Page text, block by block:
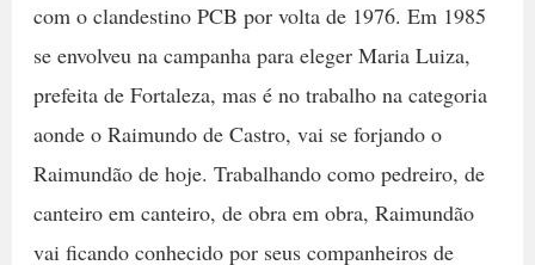
com o clandestino PCB por volta de 1976. Em 1985
se envolveu na campanha para eleger Maria Luiza,
prefeita de Fortaleza, mas é no trabalho na categoria
aonde o Raimundo de Castro, vai se forjando o
Raimundão de hoje. Trabalhando como pedreiro, de
canteiro em canteiro, de obra em obra, Raimundão
vai ficando conhecido por seus companheiros de